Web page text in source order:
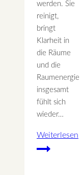
werden. Sie
reinigt,
bringt
Klarheit in
die Räume
und die
Raumenergie
insgesamt
fühlt sich
wieder…
Weiterlesen
Aromaöl